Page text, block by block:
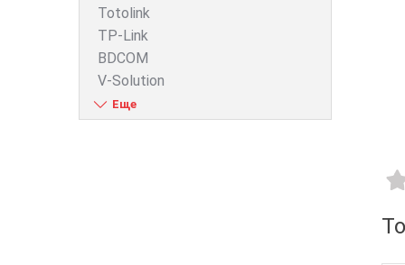
Totolink
TP-Link
BDCOM
V-Solution
ZTE
D-Link